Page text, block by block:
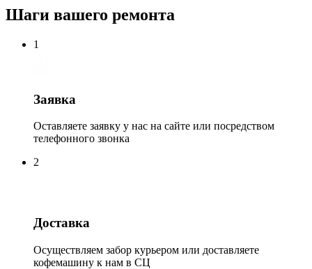
Шаги вашего ремонта
1
Заявка
Оставляете заявку у нас на сайте или посредством
телефонного звонка
2
Доставка
Осуществляем забор курьером или доставляете
кофемашину к нам в СЦ